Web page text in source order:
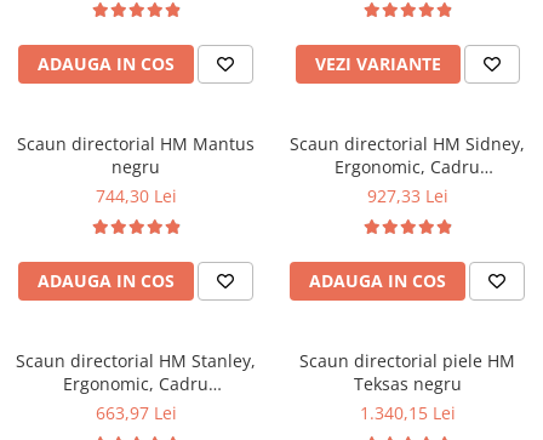
118x64x70 cm, Negru
ADAUGA IN COS
125x68x54 cm, Negru
VEZI VARIANTE
Scaun directorial HM Mantus
negru
744,30 Lei
ADAUGA IN COS
Scaun directorial HM Sidney,
Ergonomic, Cadru
Polipropilena, Tapiterie Stofa,
ajustabila, 110 kg, 125x65x43
cm, Negru
927,33 Lei
ADAUGA IN COS
Scaun directorial HM Stanley,
Ergonomic, Cadru
Polipropilena, Piele ecologica,
663,97 Lei
Scaun directorial piele HM
Teksas negru
1.340,15 Lei